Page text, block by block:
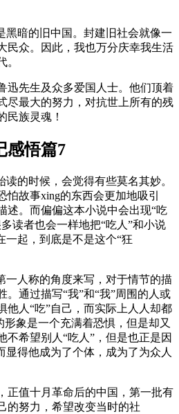
黑暗的旧中国。封建旧社会就像一
民众。因此，我也万分庆幸我生活
。
迅先生及众多爱国人士。他们顶着
尽最大的努力，对抗世上所有的残
民族灵魂！
感悟篇7
读的时候，会觉得有些莫名其妙。
怕故事xing的东西会更加地吸引
述。而偏偏这本小说中会出现“吃
读者也会一样地把“吃人”和小说
一起，到底是不是这个“狂
一人称的角度来写，对于情节的描
。通过描写“我”和“我”周围的人或
他人“吃”自己，而实际上人人却都
形象是一个充满着恐惧，但是却又
不希望别人“吃人”，但是也正是因
显得他成为了个体，成为了为众人
正值十月革命后的中国，第一批有
的努力，希望改变当时的社